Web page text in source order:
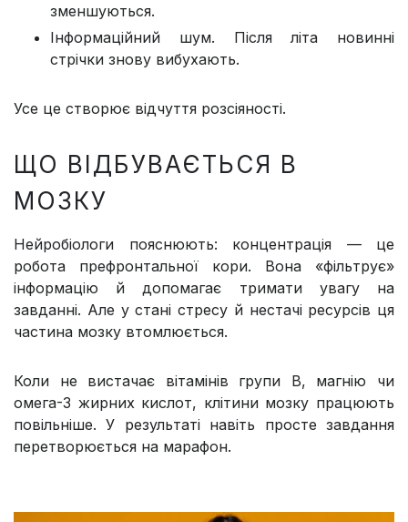
зменшуються.
Інформаційний шум. Після літа новинні
стрічки знову вибухають.
Усе це створює відчуття розсіяності.
ЩО ВІДБУВАЄТЬСЯ В
МОЗКУ
Нейробіологи пояснюють: концентрація — це
робота префронтальної кори. Вона «фільтрує»
інформацію й допомагає тримати увагу на
завданні. Але у стані стресу й нестачі ресурсів ця
частина мозку втомлюється.
Коли не вистачає вітамінів групи B, магнію чи
омега-3 жирних кислот, клітини мозку працюють
повільніше. У результаті навіть просте завдання
перетворюється на марафон.